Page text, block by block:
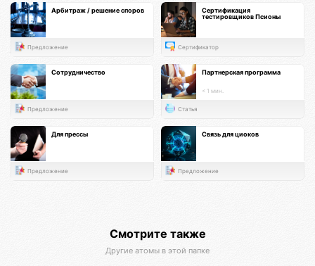
Арбитраж / решение споров
Предложение
Сертификация
тестировщиков Псионы
Сертификатор
Сотрудничество
Предложение
Партнерская программа
< 1 мин.
Статья
Для прессы
Предложение
Связь для циоков
Предложение
Смотрите также
Другие атомы в этой папке